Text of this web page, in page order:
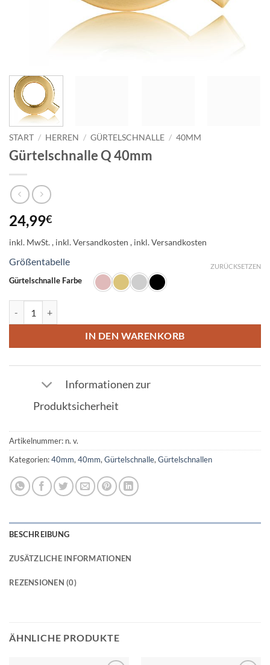
START / HERREN / GÜRTELSCHNALLE / 40MM
Gürtelschnalle Q 40mm
24,99€
inkl. MwSt.
Größentabelle
Gürtelschnalle Farbe
ZURÜCKSETZEN
IN DEN WARENKORB
Informationen zur
Produktsicherheit
Artikelnummer: n. v.
Kategorien:40mm, 40mm, Gürtelschnalle, Gürtelschnallen
BESCHREIBUNG
ZUSÄTZLICHE INFORMATIONEN
REZENSIONEN (0)
ÄHNLICHE PRODUKTE